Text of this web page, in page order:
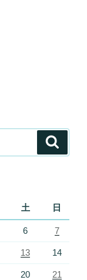
土 日
6 7
13 14
20 21